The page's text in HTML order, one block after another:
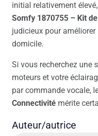
initial relativement
Somfy 1870755 – Kit
judicieux pour
domicile.
Si vous recherchez une
moteurs et votre
par commande vocale,
Connectivité mérite
Auteur/autrice